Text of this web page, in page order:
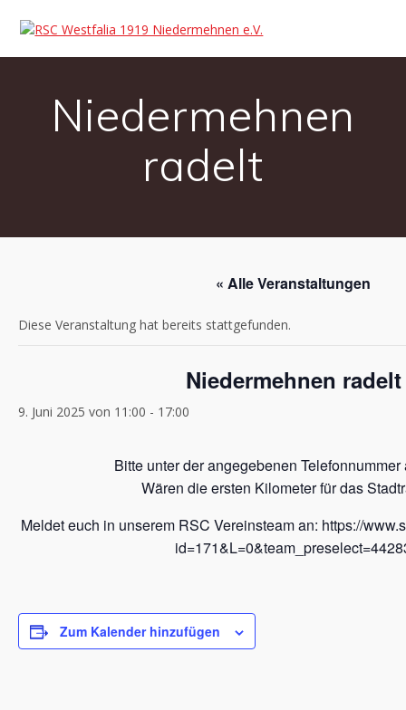
Niedermehnen
radelt
« Alle Veranstaltungen
Diese Veranstaltung hat bereits stattgefunden.
Niedermehnen radelt
9. Juni 2025 von 11:00 - 17:00
Bitte unter der angegebenen
Wären die ersten Kilometer für das
Meldet euch in unserem RSC Vereinsteam an: https://
Zum Kalender hinzufügen